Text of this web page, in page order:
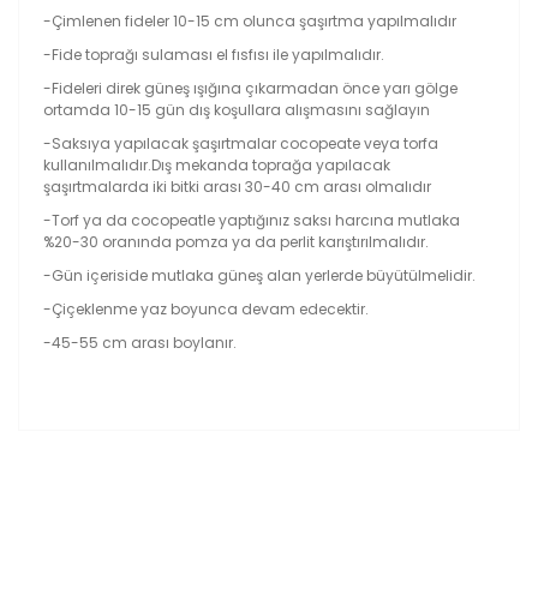
-Çimlenen fideler 10-15 cm olunca şaşırtma yapılmalıdır
-Fide toprağı sulaması el fısfısı ile yapılmalıdır.
-Fideleri direk güneş ışığına çıkarmadan önce yarı gölge
ortamda 10-15 gün dış koşullara alışmasını sağlayın
-Saksıya yapılacak şaşırtmalar cocopeate veya torfa
kullanılmalıdır.Dış mekanda toprağa yapılacak
şaşırtmalarda iki bitki arası 30-40 cm arası olmalıdır
-Torf ya da cocopeatle yaptığınız saksı harcına mutlaka
%20-30 oranında pomza ya da perlit karıştırılmalıdır.
-Gün içeriside mutlaka güneş alan yerlerde büyütülmelidir.
-Çiçeklenme yaz boyunca devam edecektir.
-45-55 cm arası boylanır.